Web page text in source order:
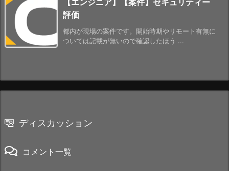
評価
都内が現場の案件です。開始時期やリモート有無に
ついては記載が無いので確認したほう ...
ディスカッション
コメント一覧